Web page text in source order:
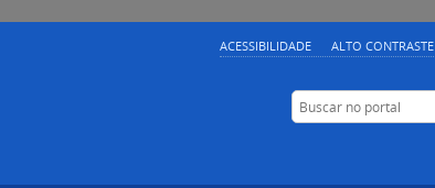
ACESSIBILIDADE ALTO CONTRASTE
Buscar no portal